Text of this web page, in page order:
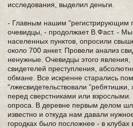
исследования, выделил деньги.
- Главным нашим "регистрирующим
очевидцы, - продолжает В.Фаст. -
населенных пунктов, опросили
около 700 анкет. Провели анализ
ненужные. Очевидцы этого явления,
свидетелей преступления,
обмане. Все искренне старались
"лжесвидетельствовали
перед сверстниками или
опроса. В деревне первым делом
известно и откуда нам давали
городках было посложнее - в клубах